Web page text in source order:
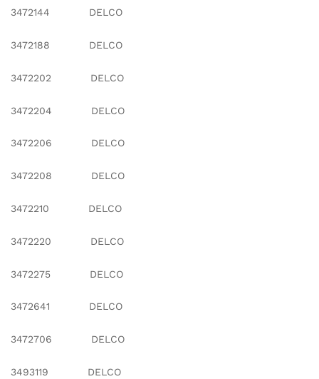
3472144 DELCO
3472188 DELCO
3472202 DELCO
3472204 DELCO
3472206 DELCO
3472208 DELCO
3472210 DELCO
3472220 DELCO
3472275 DELCO
3472641 DELCO
3472706 DELCO
3493119 DELCO